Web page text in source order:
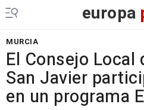
europa
MURCIA
El Consejo Local
San Javier
en un programa